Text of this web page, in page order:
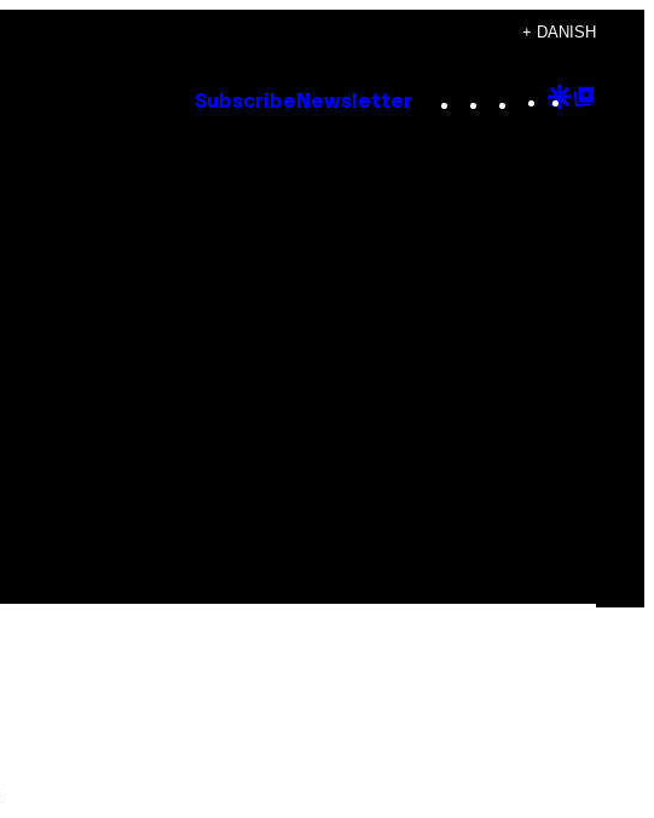
+ DANISH
Subscribe Newsletter Instagram
TikTok
YouTube
Google